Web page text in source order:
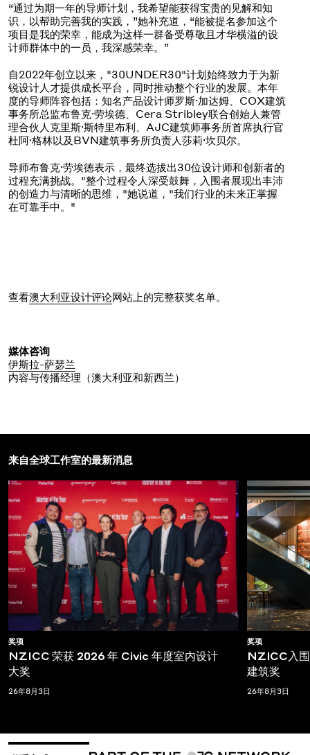
“通过为期一年的导师计划，我希望能获得宝贵的见解和知
识，以帮助完善我的实践，”她补充道，“能被提名参加这个
项目是我的荣幸，能成为这样一群备受尊敬且才华横溢的设
计师群体中的一员，我深感荣幸。”
自2022年创立以来，"30UNDER30"计划始终致力于为新
锐设计人才提供成长平台，同时推动整个行业的发展。本年
度的导师阵容包括：知名产品设计师罗斯·加达姆、COX建筑
事务所总监布鲁克·劳埃德、Cera Stribley联合创始人兼管
理合伙人克里斯·斯特里布利、AJC建筑师事务所首席执行官
杜阿·格林以及BVN建筑事务所负责人莎莉·坎贝尔。
导师布鲁克·劳埃德表示，最终选拔出30位设计师和创新者的
过程充满挑战。"整个过程令人深受鼓舞，入围者展现出丰沛
的创造力与清晰的思维，"她说道，"我们行业的未来正掌握
在可靠手中。"
查看澳大利亚设计评论网站上的完整获奖名单。
媒体咨询
伊斯拉-萨瑟兰
内容与传播经理（澳大利亚和新西兰）
来自全球工作室的最新消息
奖项
NZICC 荣获 2026 年 Civic 年度室内设计
大奖
26年8月3日
奖项
NZICC入
建筑奖
26年8月3日